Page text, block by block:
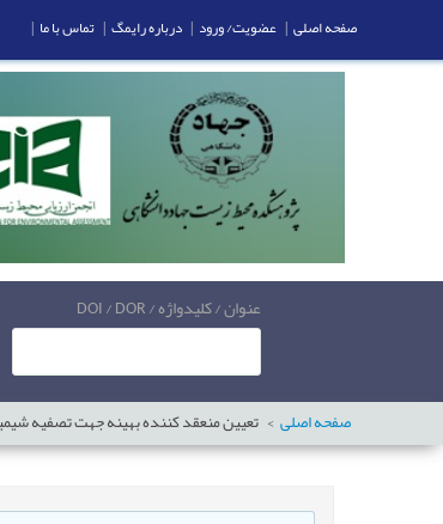
عنوان / کلیدواژه / DOI / DOR
صفحه اصلی تعیین منعقد کننده بهینه جهت تصفیه
صفحه اصلی | عضویت/ ورود | درباره رایمگ | تماس با ما |